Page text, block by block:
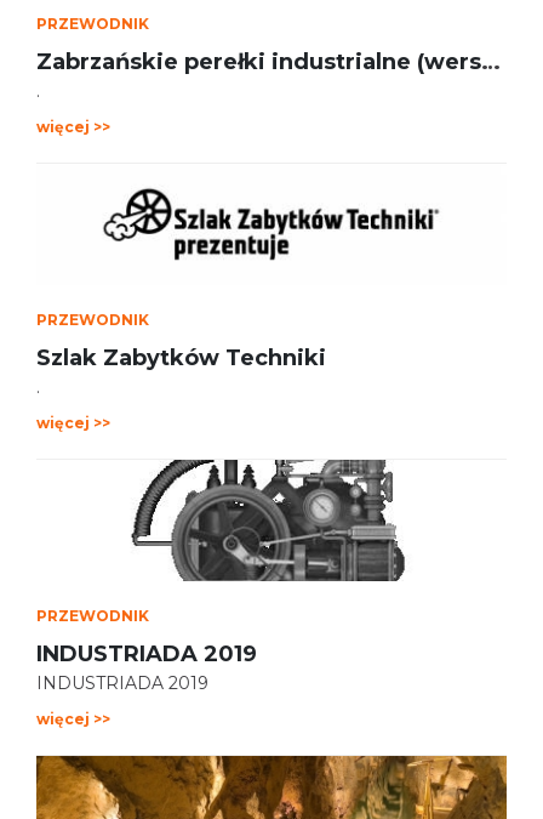
PRZEWODNIK
Zabrzańskie perełki industrialne (wersja "A")
.
więcej >>
PRZEWODNIK
Szlak Zabytków Techniki
.
więcej >>
PRZEWODNIK
INDUSTRIADA 2019
INDUSTRIADA 2019
więcej >>